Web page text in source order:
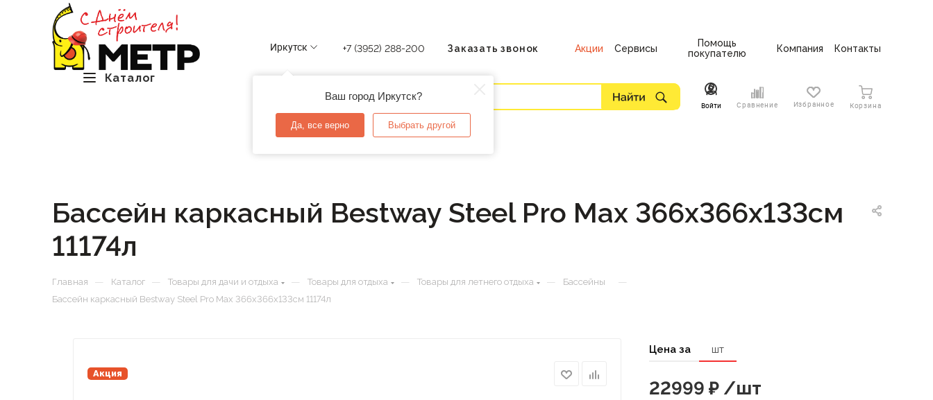
Каталог
Иркутск
Ваш город Иркутск?
Да, все верно Выбрать другой
+7 (3952) 288-200 Заказать звонок Акции Сервисы
Помощь
покупателю
Компания Контакты
Войти Сравнение Избранное Корзина
Бассейн каркасный Bestway Steel Pro Max 366х366х133см
11174л
Главная — Каталог — Товары для дачи и отдыха — Товары для отдыха — Товары для летнего отдыха — Бассейны —
Бассейн каркасный Bestway Steel Pro Max 366х366х133см 11174л
Акция
Цена за шт
22999 ₽/шт